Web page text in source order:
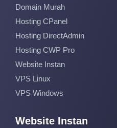
Domain Murah
Hosting CPanel
Hosting DirectAdmin
Hosting CWP Pro
Website Instan
VPS Linux
VPS Windows
Website Instan